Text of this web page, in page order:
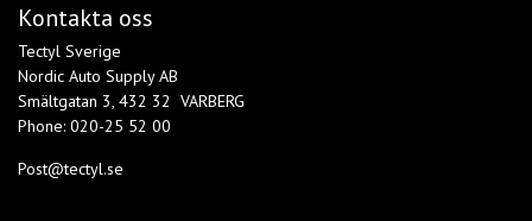
kundinloggning
Kontakta oss
Tectyl Sverige
Nordic Auto Supply AB
Smältgatan 3, 432 32 VARBERG
Phone: 020-25 52 00
Post@tectyl.se